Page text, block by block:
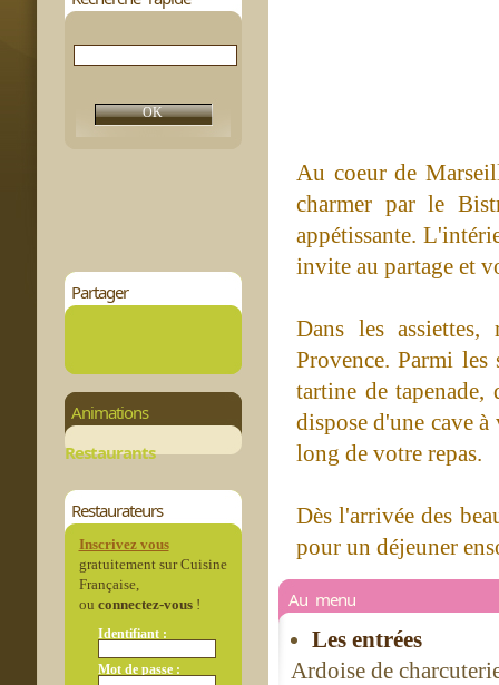
Partager
Animations
Restaurants
Restaurateurs
Inscrivez vous
gratuitement sur Cuisine
Française,
ou connectez-vous!
Identifiant :
Mot de passe :
Au coeur de
charmer par le
appétissante.
invite au partage et
Dans les
Provence. Parmi les
tartine de tapenade,
dispose d'une cave
long de votre repas.
Dès l'arrivée des
pour un déjeuner
Au menu
Les entrées
Ardoise de